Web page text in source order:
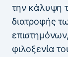
την κάλυψη
διατροφής
φιλοξενία